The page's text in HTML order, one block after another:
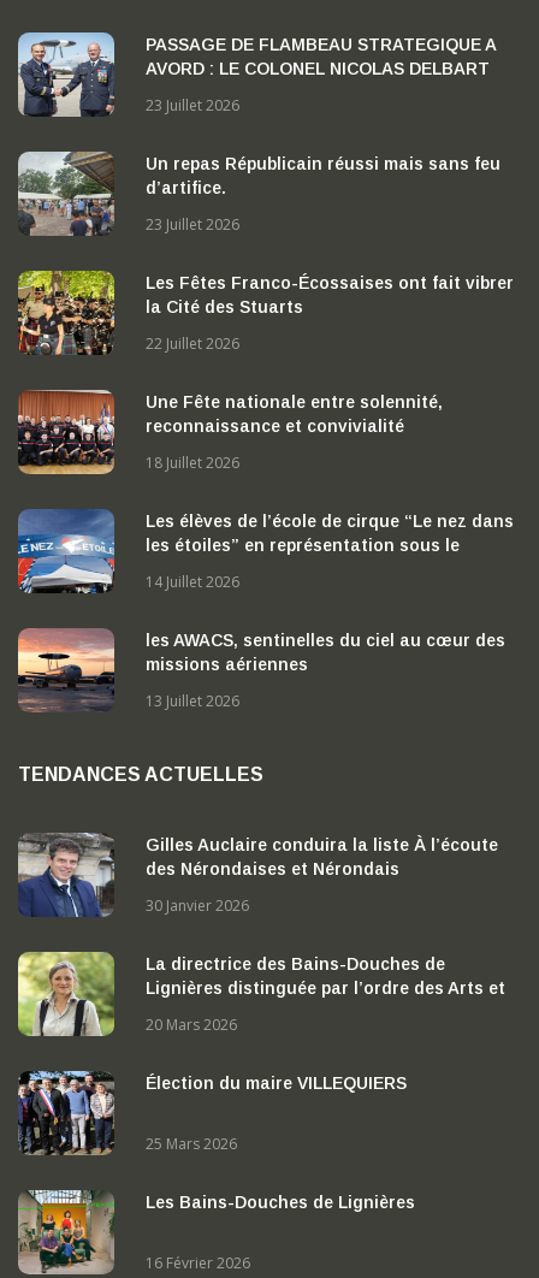
PASSAGE DE FLAMBEAU STRATEGIQUE A
AVORD : LE COLONEL NICOLAS DELBART
GEORGES MADON »
23 Juillet 2026
Un repas Républicain réussi mais sans feu
d’artifice.
23 Juillet 2026
Les Fêtes Franco-Écossaises ont fait vibrer
la Cité des Stuarts
22 Juillet 2026
Une Fête nationale entre solennité,
reconnaissance et convivialité
18 Juillet 2026
Les élèves de l’école de cirque “Le nez dans
les étoiles” en représentation sous le
14 Juillet 2026
les AWACS, sentinelles du ciel au cœur des
missions aériennes
13 Juillet 2026
TENDANCES ACTUELLES
Gilles Auclaire conduira la liste À l’écoute
des Nérondaises et Nérondais
30 Janvier 2026
La directrice des Bains-Douches de
Lignières distinguée par l’ordre des Arts et
20 Mars 2026
Élection du maire VILLEQUIERS
25 Mars 2026
Les Bains-Douches de Lignières
16 Février 2026